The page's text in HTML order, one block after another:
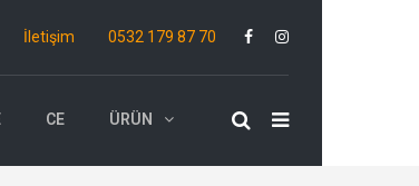
İletişim 0532 179 87 70
CE ÜRÜN